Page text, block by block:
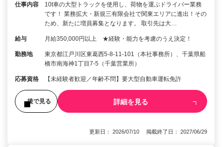
仕事内容
10t車の大型トラックを使用し、荷物を運ぶドライバー業務
です！ 業務拡大・新規三有限会社で関東エリアに進出！その
ため、新たに増員募集となります。 取引先は大…
給与 月給350,000円以上 ★経験・能力を考慮のうえ決定！
勤務地
東京都江戸川区東葛西5-8-11-101（本社事務所）、千葉県船
橋市南海神1丁目7-5（千葉営業所）
応募資格 【未経験者歓迎／年齢不問】要大型自動車運転免許
後で見る 詳細を見る
更新日： 2026/07/10 掲載終了日： 2027/06/29